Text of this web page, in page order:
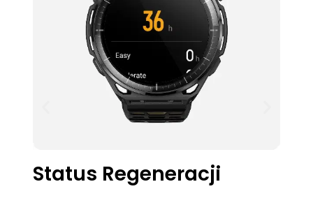
Status Regeneracji